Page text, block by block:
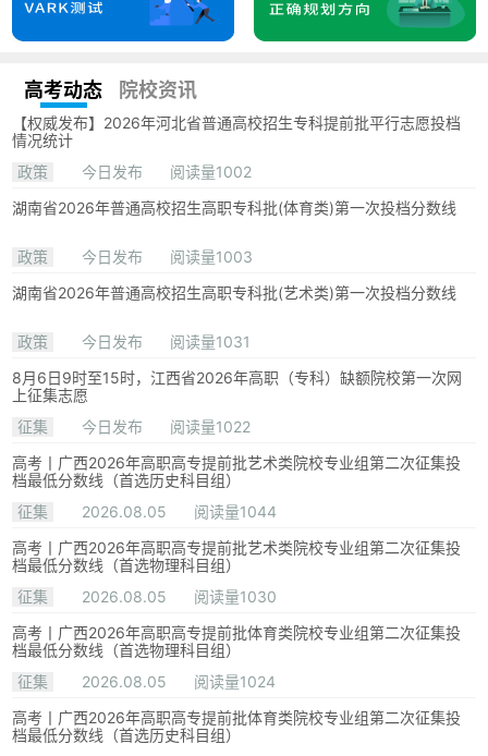
高考动态 院校资讯
【权威发布】2026年河北省普通高校招生专科提前批平行志愿投档
情况统计
政策
今日发布
阅读量1002
湖南省2026年普通高校招生高职专科批(体育类)第一次投档分数线
政策 今日发布
阅读量1003
湖南省2026年普通高校招生高职专科批(艺术类)第一次投档分数线
政策 今日发布
阅读量1031
8月6日9时至15时，江西省2026年高职（专科）缺额院校第一次网
上征集志愿
征集
今日发布
阅读量1022
高考丨广西2026年高职高专提前批艺术类院校专业组第二次征集投
档最低分数线（首选历史科目组）
征集
2026.08.05
阅读量1044
高考丨广西2026年高职高专提前批艺术类院校专业组第二次征集投
档最低分数线（首选物理科目组）
征集
2026.08.05
阅读量1030
高考丨广西2026年高职高专提前批体育类院校专业组第二次征集投
档最低分数线（首选物理科目组）
征集
2026.08.05
阅读量1024
高考丨广西2026年高职高专提前批体育类院校专业组第二次征集投
档最低分数线（首选历史科目组）